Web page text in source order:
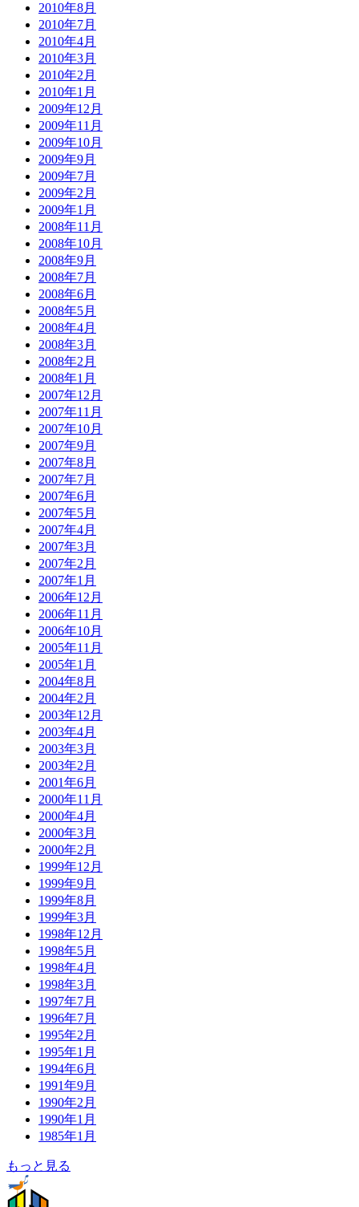
2010年8月
2010年7月
2010年4月
2010年3月
2010年2月
2010年1月
2009年12月
2009年11月
2009年10月
2009年9月
2009年7月
2009年2月
2009年1月
2008年11月
2008年10月
2008年9月
2008年7月
2008年6月
2008年5月
2008年4月
2008年3月
2008年2月
2008年1月
2007年12月
2007年11月
2007年10月
2007年9月
2007年8月
2007年7月
2007年6月
2007年5月
2007年4月
2007年3月
2007年2月
2007年1月
2006年12月
2006年11月
2006年10月
2005年11月
2005年1月
2004年8月
2004年2月
2003年12月
2003年4月
2003年3月
2003年2月
2001年6月
2000年11月
2000年4月
2000年3月
2000年2月
1999年12月
1999年9月
1999年8月
1999年3月
1998年12月
1998年5月
1998年4月
1998年3月
1997年7月
1996年7月
1995年2月
1995年1月
1994年6月
1991年9月
1990年2月
1990年1月
1985年1月
もっと見る